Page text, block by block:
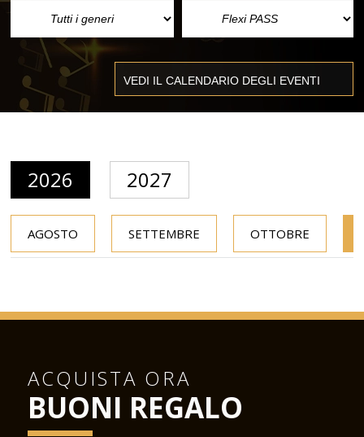
2026 2027
AGOSTO SETTEMBRE OTTOBRE
ACQUISTA ORA
BUONI REGALO